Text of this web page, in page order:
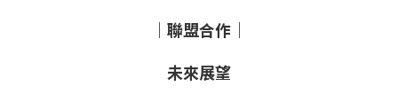
｜聯盟合作｜
未來展望